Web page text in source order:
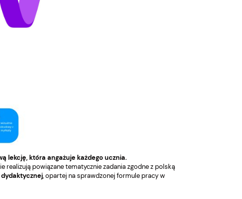
lekcję, która angażuje każdego ucznia.
realizują powiązane tematycznie zadania zgodne z polską
, opartej na sprawdzonej formule pracy w